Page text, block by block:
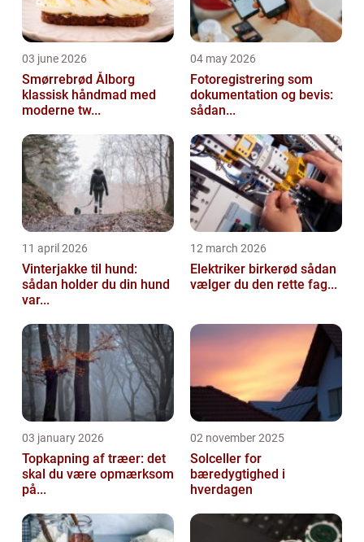
03 june 2026
Smørrebrød Ålborg
klassisk håndmad med
moderne tw...
04 may 2026
Fotoregistrering som
dokumentation og bevis:
sådan...
11 april 2026
Vinterjakke til hund:
sådan holder du din hund
var...
12 march 2026
Elektriker birkerød sådan
vælger du den rette fag...
03 january 2026
Topkapning af træer: det
skal du være opmærksom
på...
02 november 2025
Solceller for
bæredygtighed i
hverdagen